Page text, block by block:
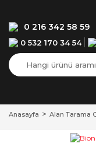
0 216 342 58 59
0 532 170 34 54
Anasayfa Alan Tarama